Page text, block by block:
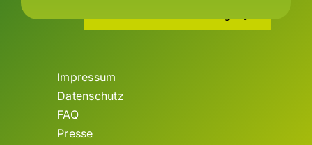
Impressum
Datenschutz
FAQ
Presse